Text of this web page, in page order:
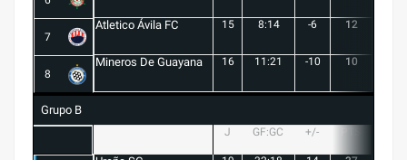
7
Atletico Ávila FC 15 8:14 -6 12
8
Mineros De Guayana 16 11:21 -10 10
Grupo B
J GF:GC +/-